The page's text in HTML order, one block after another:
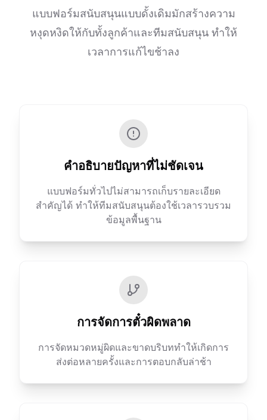
แบบฟอร์มสนับสนุนแบบดั้งเดิมมักสร้างความ
หงุดหงิดให้กับทั้งลูกค้าและทีมสนับสนุน ทำให้
เวลาการแก้ไขช้าลง
คำอธิบายปัญหาที่ไม่ชัดเจน
แบบฟอร์มทั่วไปไม่สามารถเก็บรายละเอียด
สำคัญได้ ทำให้ทีมสนับสนุนต้องใช้เวลารวบรวม
ข้อมูลพื้นฐาน
การจัดการตั๋วผิดพลาด
การจัดหมวดหมู่ผิดและขาดบริบททำให้เกิดการ
ส่งต่อหลายครั้งและการตอบกลับล่าช้า